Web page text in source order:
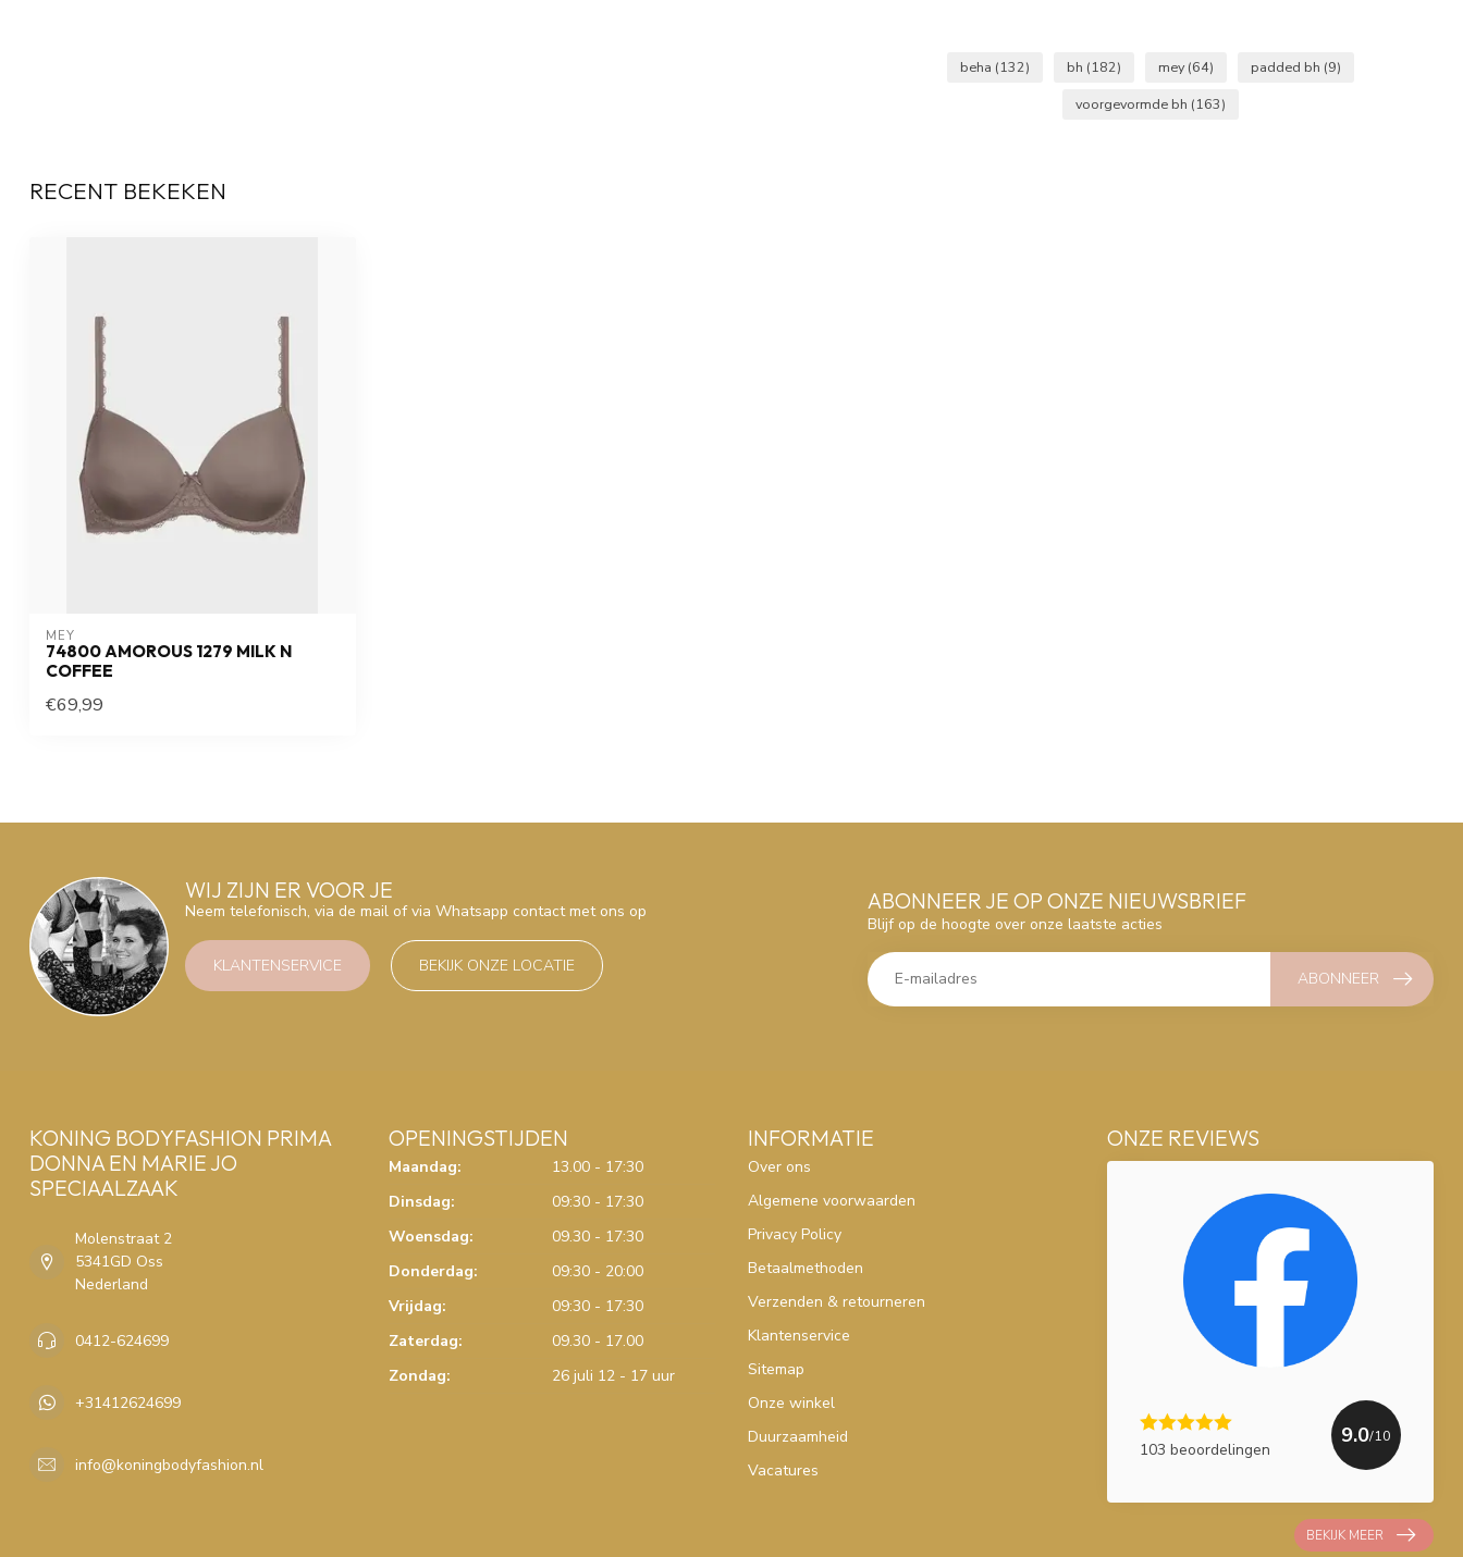
beha (132) bh (182) mey(64) padded bh (9)
voorgevormde bh (163)
RECENT BEKEKEN
MEY
74800 AMOROUS 1279 MILK N
COFFEE
€69,99
WIJ ZIJN ER VOOR JE
Neem telefonisch, via de mail of via Whatsapp contact met ons op
KLANTENSERVICE BEKIJK ONZE LOCATIE
ABONNEER JE OP ONZE NIEUWSBRIEF
Blijf op de hoogte over onze laatste acties
ABONNEER
KONING BODYFASHION PRIMA
DONNA EN MARIE JO
SPECIAALZAAK
Molenstraat 2
5341GD Oss
Nederland
0412-624699
+31412624699
info@koningbodyfashion.nl
OPENINGSTIJDEN
Maandag:
13.00 - 17:30
Dinsdag:
09:30 - 17:30
Woensdag:
09.30 - 17:30
Donderdag:
09:30 - 20:00
Vrijdag:
09:30 - 17:30
Zaterdag:
09.30 - 17.00
Zondag:
26 juli 12 - 17 uur
INFORMATIE
Over ons
Algemene voorwaarden
Privacy Policy
Betaalmethoden
Verzenden & retourneren
Klantenservice
Sitemap
Onze winkel
Duurzaamheid
Vacatures
ONZE REVIEWS
103 beoordelingen
9.0/10
BEKIJK MEER